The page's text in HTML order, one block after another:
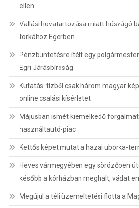
ellen
Vallási hovatartozása miatt húsvágó
torkához Egerben
Pénzbüntetésre ítélt egy
Egri Járásbíróság
Kutatás: tízből csak három magyar
online csalási kísérletet
Májusban ismét kiemelkedő
használtautó-piac
Kettős képet mutat a hazai uborka-
Heves vármegyében egy sörözőben
később a kórházban meghalt, vádat
Megújul a téli üzemeltetési flotta a